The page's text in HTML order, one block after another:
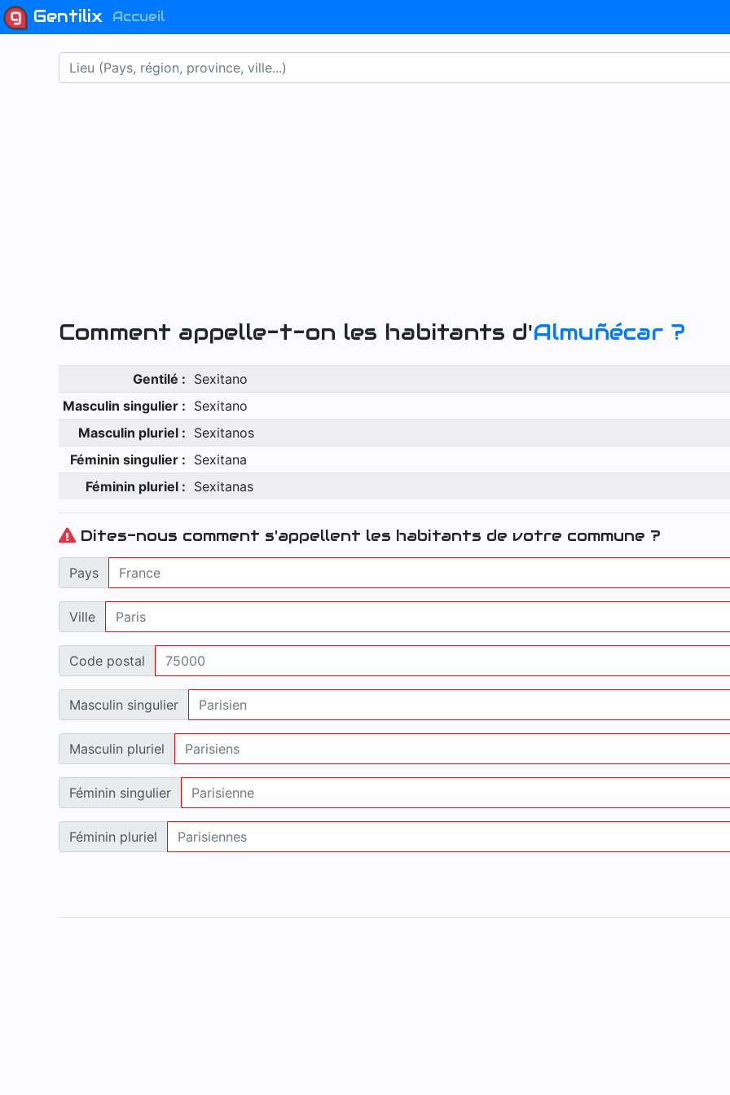
Gentilix Accueil
Comment appelle-t-on les habitants d'Almuñécar ?
Gentilé : Sexitano
Masculin singulier : Sexitano
Masculin pluriel : Sexitanos
Féminin singulier : Sexitana
Féminin pluriel : Sexitanas
Dites-nous comment s'appellent les habitants de votre commune ?
Pays
Ville
Code postal
Masculin singulier
Masculin pluriel
Féminin singulier
Féminin pluriel